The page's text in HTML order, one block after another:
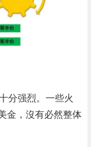
分强烈。一些火
金，沒有必然整体